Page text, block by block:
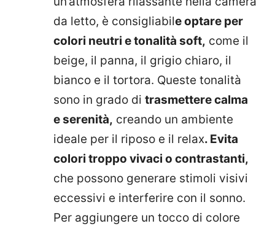
da letto, è consigliabile optare per
colori neutri e tonalità soft, come il
beige, il panna, il grigio chiaro, il
bianco e il tortora. Queste tonalità
sono in grado di trasmettere calma
e serenità, creando un ambiente
ideale per il riposo e il relax. Evita
colori troppo vivaci o contrastanti,
che possono generare stimoli visivi
eccessivi e interferire con il sonno.
Per aggiungere un tocco di colore